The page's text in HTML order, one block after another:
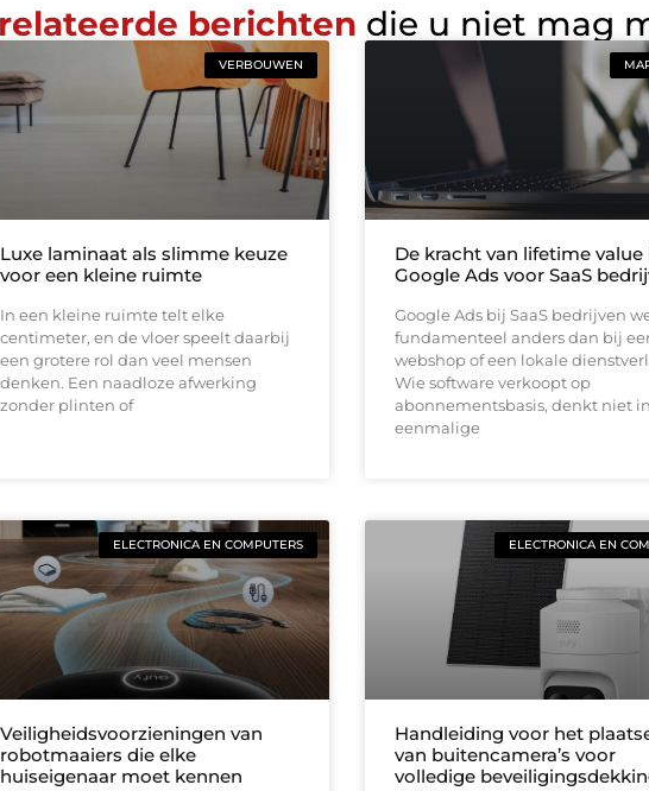
berichten die u niet mag
VERBOUWEN
Luxe laminaat als slimme keuze
voor een kleine ruimte
In een kleine ruimte telt elke
centimeter, en de vloer speelt daarbij
een grotere rol dan veel mensen
denken. Een naadloze afwerking
zonder plinten of
De kracht van lifetime value
Google Ads voor SaaS
Google Ads bij SaaS bedrijven
fundamenteel anders dan bij
webshop of een lokale
Wie software verkoopt op
abonnementsbasis, denkt niet in
eenmalige
ELECTRONICA EN COMPUTERS
Veiligheidsvoorzieningen van
robotmaaiers die elke
huiseigenaar moet kennen
ELECTRONICA EN
Handleiding voor het
van buitencamera’s voor
volledige